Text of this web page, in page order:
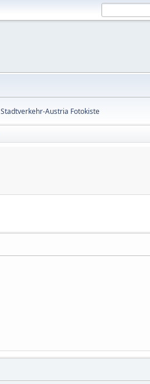
Stadtverkehr-Austria Fotokiste